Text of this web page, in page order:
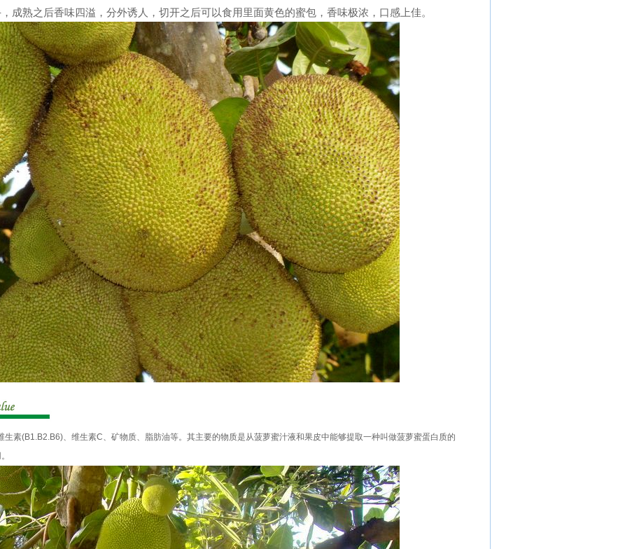
成熟之后香味四溢，分外诱人，切开之后可以食用里面黄色的蜜包，香味极浓，口感上佳。
素(B1.B2.B6)、维生素C、矿物质、脂肪油等。其主要的物质是从菠萝蜜汁液和果皮中能够提取一种叫做菠萝蜜蛋白质的